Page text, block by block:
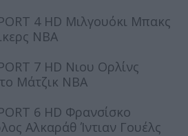
4 HD Μιλγουόκι Μπακς
NBA
7 HD Νιου Ορλίνς
Μάτζικ NBA
6 HD Φρανσίσκο
Αλκαράθ Ίντιαν Γουέλς